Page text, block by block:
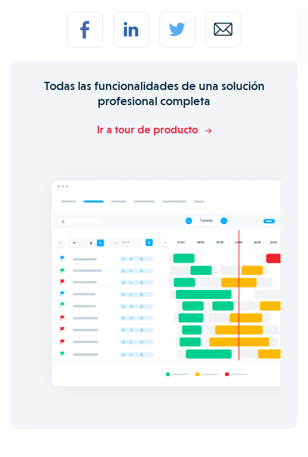
Todas las funcionalidades de una solución
profesional completa
Ir a tour de producto